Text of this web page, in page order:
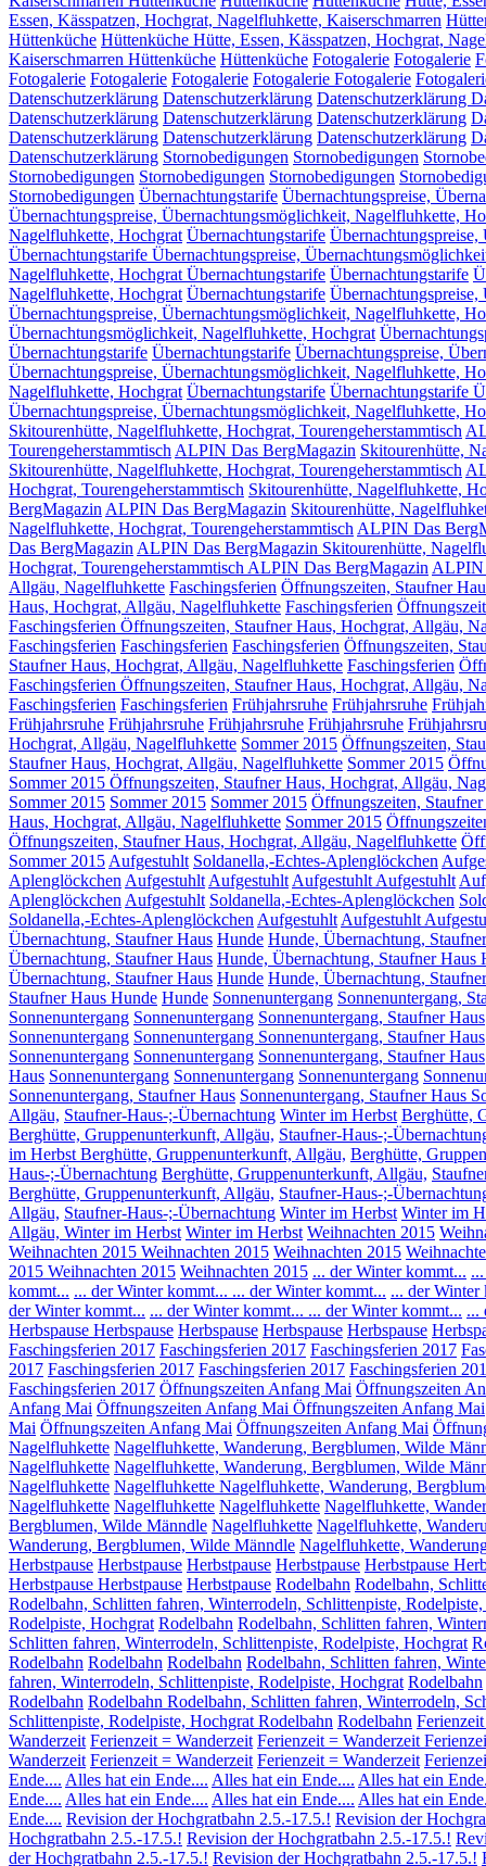
Essen, Kässpatzen, Hochgrat, Nagelfluhkette, Kaiserschmarren
Hüttenküche Hüttenküche Hütte, Essen, Kässpatzen, Hochgrat,
Kaiserschmarren Hüttenküche Hüttenküche Fotogalerie Fotogalerie
Fotogalerie Fotogalerie Fotogalerie Fotogalerie Fotogalerie
Datenschutzerklärung Datenschutzerklärung Datenschutzerklärung
Datenschutzerklärung Datenschutzerklärung Datenschutzerklärung
Datenschutzerklärung Datenschutzerklärung Datenschutzerklärung
Datenschutzerklärung Stornobedigungen Stornobedigungen
Stornobedigungen Stornobedigungen Stornobedigungen
Stornobedigungen Übernachtungstarife Übernachtungspreise,
Übernachtungspreise, Übernachtungsmöglichkeit, Nagelfluhkette,
Nagelfluhkette, Hochgrat Übernachtungstarife
Übernachtungstarife Übernachtungspreise,
Nagelfluhkette, Hochgrat Übernachtungstarife Übernachtungstarife
Nagelfluhkette, Hochgrat Übernachtungstarife
Übernachtungspreise, Übernachtungsmöglichkeit, Nagelfluhkette,
Übernachtungsmöglichkeit, Nagelfluhkette, Hochgrat
Übernachtungstarife Übernachtungstarife Übernachtungspreise,
Übernachtungspreise, Übernachtungsmöglichkeit, Nagelfluhkette,
Nagelfluhkette, Hochgrat Übernachtungstarife Übernachtungstarife
Übernachtungspreise, Übernachtungsmöglichkeit, Nagelfluhkette,
Skitourenhütte, Nagelfluhkette, Hochgrat, Tourengeherstammtisch
Tourengeherstammtisch ALPIN Das BergMagazin Skitourenhütte,
Skitourenhütte, Nagelfluhkette, Hochgrat, Tourengeherstammtisch
Hochgrat, Tourengeherstammtisch Skitourenhütte, Nagelfluhkette,
BergMagazin ALPIN Das BergMagazin Skitourenhütte,
Nagelfluhkette, Hochgrat, Tourengeherstammtisch ALPIN Das
Das BergMagazin ALPIN Das BergMagazin Skitourenhütte,
Hochgrat, Tourengeherstammtisch ALPIN Das BergMagazin ALPIN
Allgäu, Nagelfluhkette Faschingsferien Öffnungszeiten, Staufner
Haus, Hochgrat, Allgäu, Nagelfluhkette Faschingsferien
Faschingsferien Öffnungszeiten, Staufner Haus, Hochgrat, Allgäu,
Faschingsferien Faschingsferien Faschingsferien Öffnungszeiten,
Staufner Haus, Hochgrat, Allgäu, Nagelfluhkette Faschingsferien
Faschingsferien Öffnungszeiten, Staufner Haus, Hochgrat, Allgäu,
Faschingsferien Faschingsferien Frühjahrsruhe Frühjahrsruhe
Frühjahrsruhe Frühjahrsruhe Frühjahrsruhe Frühjahrsruhe
Hochgrat, Allgäu, Nagelfluhkette Sommer 2015 Öffnungszeiten,
Staufner Haus, Hochgrat, Allgäu, Nagelfluhkette Sommer 2015
Sommer 2015 Öffnungszeiten, Staufner Haus, Hochgrat, Allgäu,
Sommer 2015 Sommer 2015 Sommer 2015 Öffnungszeiten,
Haus, Hochgrat, Allgäu, Nagelfluhkette Sommer 2015
Öffnungszeiten, Staufner Haus, Hochgrat, Allgäu, Nagelfluhkette
Sommer 2015 Aufgestuhlt Soldanella,-Echtes-Aplenglöckchen
Aplenglöckchen Aufgestuhlt Aufgestuhlt Aufgestuhlt Aufgestuhlt
Aplenglöckchen Aufgestuhlt Soldanella,-Echtes-Aplenglöckchen
Soldanella,-Echtes-Aplenglöckchen Aufgestuhlt Aufgestuhlt
Übernachtung, Staufner Haus Hunde Hunde, Übernachtung,
Übernachtung, Staufner Haus Hunde, Übernachtung, Staufner Haus
Übernachtung, Staufner Haus Hunde Hunde, Übernachtung,
Staufner Haus Hunde Hunde Sonnenuntergang Sonnenuntergang,
Sonnenuntergang Sonnenuntergang Sonnenuntergang, Staufner Haus
Sonnenuntergang Sonnenuntergang Sonnenuntergang, Staufner Haus
Sonnenuntergang Sonnenuntergang Sonnenuntergang, Staufner Haus
Haus Sonnenuntergang Sonnenuntergang Sonnenuntergang
Sonnenuntergang, Staufner Haus Sonnenuntergang, Staufner Haus
Allgäu, Staufner-Haus-;-Übernachtung Winter im Herbst Berghütte,
Berghütte, Gruppenunterkunft, Allgäu, Staufner-Haus-;-
im Herbst Berghütte, Gruppenunterkunft, Allgäu, Berghütte,
Haus-;-Übernachtung Berghütte, Gruppenunterkunft, Allgäu,
Berghütte, Gruppenunterkunft, Allgäu, Staufner-Haus-;-
Allgäu, Staufner-Haus-;-Übernachtung Winter im Herbst Winter im
Allgäu, Winter im Herbst Winter im Herbst Weihnachten 2015
Weihnachten 2015 Weihnachten 2015 Weihnachten 2015
2015 Weihnachten 2015 Weihnachten 2015 ... der Winter kommt...
kommt... ... der Winter kommt... ... der Winter kommt... ... der Winter
der Winter kommt... ... der Winter kommt... ... der Winter kommt... ...
Herbspause Herbspause Herbspause Herbspause Herbspause
Faschingsferien 2017 Faschingsferien 2017 Faschingsferien 2017
2017 Faschingsferien 2017 Faschingsferien 2017 Faschingsferien
Faschingsferien 2017 Öffnungszeiten Anfang Mai Öffnungszeiten
Anfang Mai Öffnungszeiten Anfang Mai Öffnungszeiten Anfang Mai
Mai Öffnungszeiten Anfang Mai Öffnungszeiten Anfang Mai
Nagelfluhkette Nagelfluhkette, Wanderung, Bergblumen, Wilde
Nagelfluhkette Nagelfluhkette, Wanderung, Bergblumen, Wilde
Nagelfluhkette Nagelfluhkette Nagelfluhkette, Wanderung,
Nagelfluhkette Nagelfluhkette Nagelfluhkette Nagelfluhkette,
Bergblumen, Wilde Männdle Nagelfluhkette Nagelfluhkette,
Wanderung, Bergblumen, Wilde Männdle Nagelfluhkette,
Herbstpause Herbstpause Herbstpause Herbstpause Herbstpause
Herbstpause Herbstpause Herbstpause Rodelbahn Rodelbahn,
Rodelbahn, Schlitten fahren, Winterrodeln, Schlittenpiste,
Rodelpiste, Hochgrat Rodelbahn Rodelbahn, Schlitten fahren,
Schlitten fahren, Winterrodeln, Schlittenpiste, Rodelpiste, Hochgrat
Rodelbahn Rodelbahn Rodelbahn Rodelbahn, Schlitten fahren,
fahren, Winterrodeln, Schlittenpiste, Rodelpiste, Hochgrat Rodelbahn
Rodelbahn Rodelbahn Rodelbahn, Schlitten fahren, Winterrodeln,
Schlittenpiste, Rodelpiste, Hochgrat Rodelbahn Rodelbahn
Wanderzeit Ferienzeit = Wanderzeit Ferienzeit = Wanderzeit
Wanderzeit Ferienzeit = Wanderzeit Ferienzeit = Wanderzeit
Ende.... Alles hat ein Ende.... Alles hat ein Ende.... Alles hat ein
Ende.... Alles hat ein Ende.... Alles hat ein Ende.... Alles hat ein
Ende.... Revision der Hochgratbahn 2.5.-17.5.! Revision der
Hochgratbahn 2.5.-17.5.! Revision der Hochgratbahn 2.5.-17.5.!
der Hochgratbahn 2.5.-17.5.! Revision der Hochgratbahn 2.5.-17.5.!